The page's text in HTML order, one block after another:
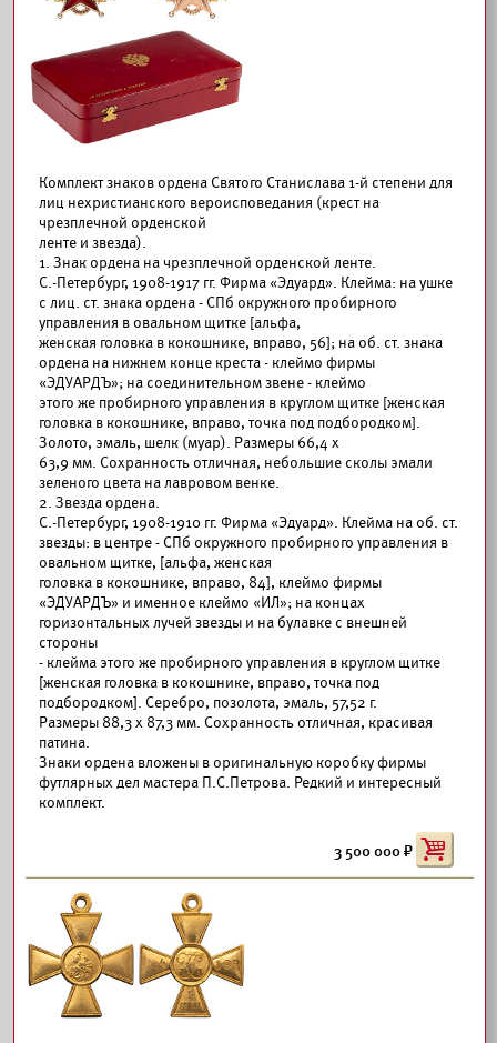
Комплект знаков ордена Святого Станислава 1-й степени для
лиц нехристианского вероисповедания (крест на
чрезплечной орденской
ленте и звезда).
1. Знак ордена на чрезплечной орденской ленте.
С.-Петербург, 1908-1917 гг. Фирма «Эдуард». Клейма: на ушке
с лиц. ст. знака ордена - СПб окружного пробирного
управления в овальном щитке [альфа,
женская головка в кокошнике, вправо, 56]; на об. ст. знака
ордена на нижнем конце креста - клеймо фирмы
«ЭДУАРДЪ»; на соединительном звене - клеймо
этого же пробирного управления в круглом щитке [женская
головка в кокошнике, вправо, точка под подбородком].
Золото, эмаль, шелк (муар). Размеры 66,4 х
63,9 мм. Сохранность отличная, небольшие сколы эмали
зеленого цвета на лавровом венке.
2. Звезда ордена.
С.-Петербург, 1908-1910 гг. Фирма «Эдуард». Клейма на об. ст.
звезды: в центре - СПб окружного пробирного управления в
овальном щитке, [альфа, женская
головка в кокошнике, вправо, 84], клеймо фирмы
«ЭДУАРДЪ» и именное клеймо «ИЛ»; на концах
горизонтальных лучей звезды и на булавке с внешней
стороны
- клейма этого же пробирного управления в круглом щитке
[женская головка в кокошнике, вправо, точка под
подбородком]. Серебро, позолота, эмаль, 57,52 г.
Размеры 88,3 х 87,3 мм. Сохранность отличная, красивая
патина.
Знаки ордена вложены в оригинальную коробку фирмы
футлярных дел мастера П.С.Петрова. Редкий и интересный
комплект.
3 500 000